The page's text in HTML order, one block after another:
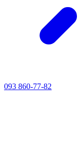
093 860-77-82